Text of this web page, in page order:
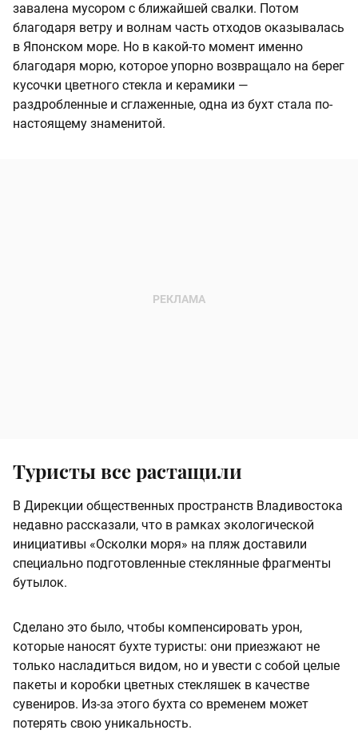
завалена мусором с ближайшей свалки. Потом
благодаря ветру и волнам часть отходов оказывалась
в Японском море. Но в какой-то момент именно
благодаря морю, которое упорно возвращало на берег
кусочки цветного стекла и керамики —
раздробленные и сглаженные, одна из бухт стала по-
настоящему знаменитой.
Туристы все растащили
В Дирекции общественных пространств Владивостока
недавно рассказали, что в рамках экологической
инициативы «Осколки моря» на пляж доставили
специально подготовленные стеклянные фрагменты
бутылок.
Сделано это было, чтобы компенсировать урон,
которые наносят бухте туристы: они приезжают не
только насладиться видом, но и увести с собой целые
пакеты и коробки цветных стекляшек в качестве
сувениров. Из-за этого бухта со временем может
потерять свою уникальность.